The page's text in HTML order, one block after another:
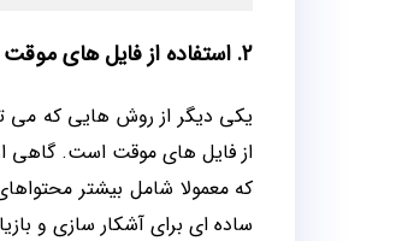
2. استفاده از فایل های موقت
یکی دیگر از روش هایی که می
از فایل های موقت است. گاهی
که معمولا شامل بیشتر
ساده ای برای آشکار سازی و